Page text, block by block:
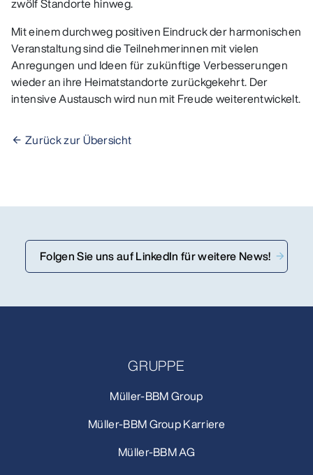
Mit einem durchweg positiven Eindruck der harmonischen
Veranstaltung sind die Teilnehmerinnen mit vielen
Anregungen und Ideen für zukünftige Verbesserungen
wieder an ihre Heimatstandorte zurückgekehrt. Der
intensive Austausch wird nun mit Freude weiterentwickelt.
Zurück zur Übersicht
Folgen Sie uns auf LinkedIn für weitere News!
GRUPPE
Müller-BBM Group
Müller-BBM Group Karriere
Müller-BBM AG